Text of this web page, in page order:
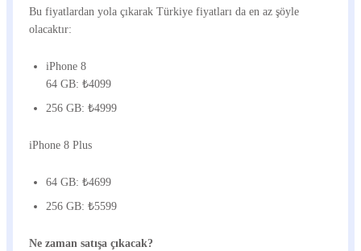
Bu fiyatlardan yola çıkarak Türkiye fiyatları da en az şöyle
olacaktır:
iPhone 8
64 GB: ₺4099
256 GB: ₺4999
iPhone 8 Plus
64 GB: ₺4699
256 GB: ₺5599
Ne zaman satışa çıkacak?